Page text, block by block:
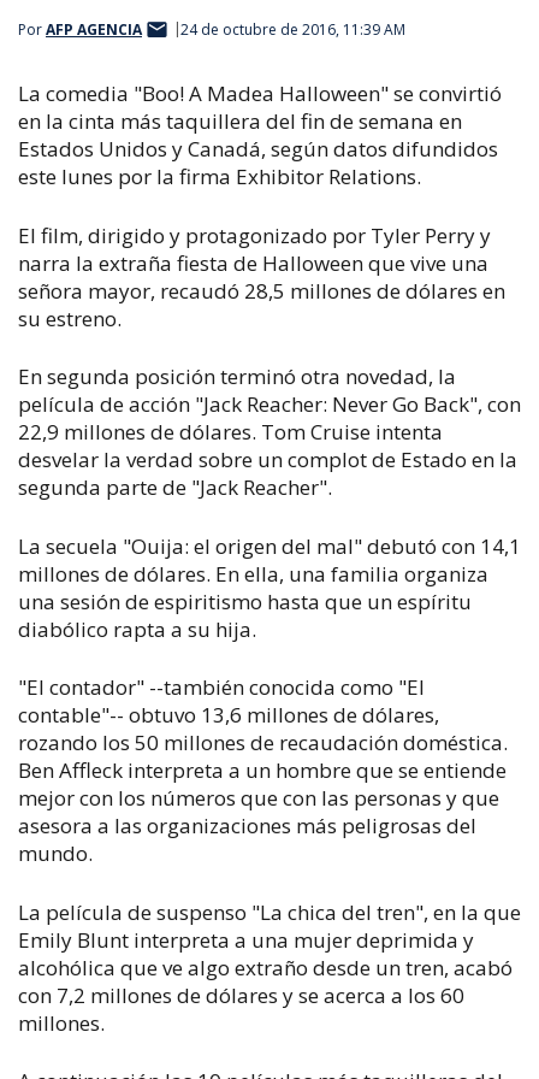
PorAFP AGENCIA 24 de octubre de 2016, 11:39 AM
La comedia "Boo! A Madea Halloween" se convirtió
en la cinta más taquillera del fin de semana en
Estados Unidos y Canadá, según datos difundidos
este lunes por la firma Exhibitor Relations.
El film, dirigido y protagonizado por Tyler Perry y
narra la extraña fiesta de Halloween que vive una
señora mayor, recaudó 28,5 millones de dólares en
su estreno.
En segunda posición terminó otra novedad, la
película de acción "Jack Reacher: Never Go Back", con
22,9 millones de dólares. Tom Cruise intenta
desvelar la verdad sobre un complot de Estado en la
segunda parte de "Jack Reacher".
La secuela "Ouija: el origen del mal" debutó con 14,1
millones de dólares. En ella, una familia organiza
una sesión de espiritismo hasta que un espíritu
diabólico rapta a su hija.
"El contador" --también conocida como "El
contable"-- obtuvo 13,6 millones de dólares,
rozando los 50 millones de recaudación doméstica.
Ben Affleck interpreta a un hombre que se entiende
mejor con los números que con las personas y que
asesora a las organizaciones más peligrosas del
mundo.
La película de suspenso "La chica del tren", en la que
Emily Blunt interpreta a una mujer deprimida y
alcohólica que ve algo extraño desde un tren, acabó
con 7,2 millones de dólares y se acerca a los 60
millones.